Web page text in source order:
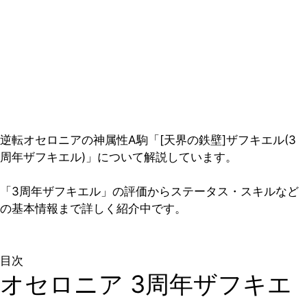
逆転オセロニアの神属性A駒「[天界の鉄壁]ザフキエル(3
周年ザフキエル)」について解説しています。
「3周年ザフキエル」の評価からステータス・スキルなど
の基本情報まで詳しく紹介中です。
目次
オセロニア 3周年ザフキエ